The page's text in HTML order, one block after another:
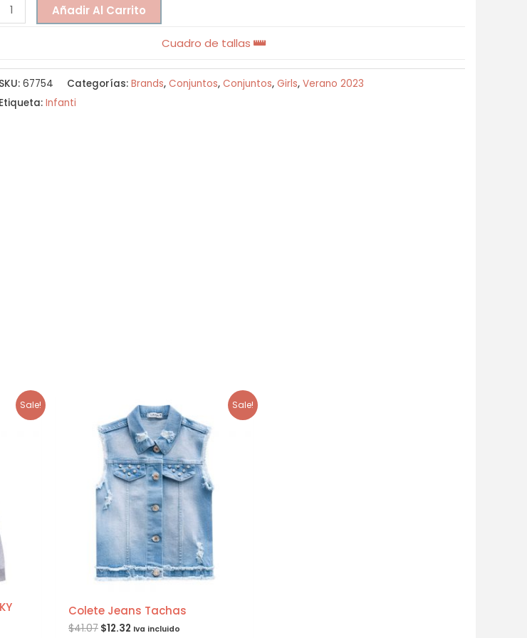
Añadir Al Carrito
Cuadro de tallas
SKU: 67754 Categorías: Brands, Conjuntos, Conjuntos, Girls, Verano 2023
Etiqueta: Infanti
Sale! Sale!
Colete Jeans Tachas
$41.07 $12.32 Iva incluido